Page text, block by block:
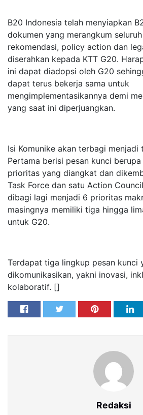
B20 Indonesia telah menyiapkan
dokumen yang merangkum
rekomendasi, policy action dan
diserahkan kepada KTT G20.
ini dapat diadopsi oleh G20
dapat terus bekerja sama untuk
mengimplementasikannya demi
yang saat ini diperjuangkan.
Isi Komunike akan terbagi menjadi
Pertama berisi pesan kunci
prioritas yang diangkat dan
Task Force dan satu Action
dibagi lagi menjadi 6 prioritas
masingnya memiliki tiga hingga
untuk G20.
Terdapat tiga lingkup pesan kunci
dikomunikasikan, yakni inovasi,
kolaboratif. []
Redaksi